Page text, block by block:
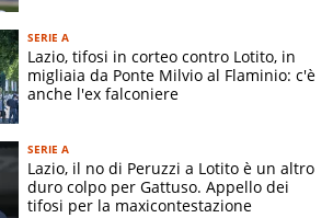
SERIE A
Lazio, tifosi in corteo contro Lotito, in
migliaia da Ponte Milvio al Flaminio: c'è
anche l'ex falconiere
SERIE A
Lazio, il no di Peruzzi a Lotito è un altro
duro colpo per Gattuso. Appello dei
tifosi per la maxicontestazione